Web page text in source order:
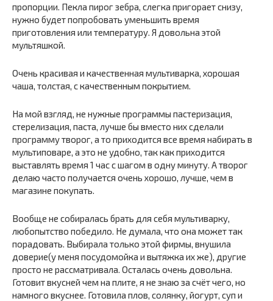
пропорции. Пекла пирог зебра, слегка пригорает снизу,
нужно будет попробовать уменьшить время
приготовления или температуру. Я довольна этой
мультяшкой.
Очень красивая и качественная мультиварка, хорошая
чаша, толстая, с качественным покрытием.
На мой взгляд, не нужные программы пастеризация,
стерелизация, паста, лучше бы вместо них сделали
программу творог, а то приходится все время набирать в
мультиповаре, а это не удобно, так как приходится
выставлять время 1 час с шагом в одну минуту. А творог
делаю часто получается очень хорошо, лучше, чем в
магазине покупать.
Вообще не собиралась брать для себя мультиварку,
любопытство победило. Не думала, что она может так
порадовать. Выбирала только этой фирмы, внушила
доверие(у меня посудомойка и вытяжка их же), другие
просто не рассматривала. Осталась очень довольна.
Готовит вкусней чем на плите, я не знаю за счёт чего, но
намного вкуснее. Готовила плов, солянку, йогурт, суп и